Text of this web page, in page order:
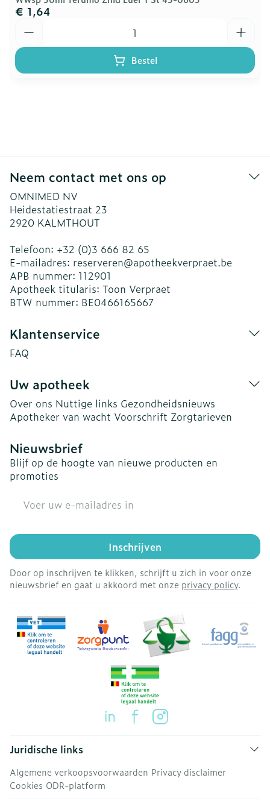
€ 1,64
Bestel
Neem contact met ons op
OMNIMED NV
Heidestatiestraat 23
2920 KALMTHOUT
Telefoon: +32 (0)3 666 82 65
E-mailadres: reserveren@apotheekverpraet.be
APB nummer: 112901
Apotheek titularis: Toon Verpraet
BTW nummer: BE0466165667
Klantenservice
FAQ
Uw apotheek
Over ons Nuttige links Gezondheidsnieuws
Apotheker van wacht Voorschrift Zorgtarieven
Nieuwsbrief
Blijf op de hoogte van nieuwe producten en
promoties
Inschrijven
Door op inschrijven te klikken, schrijft u zich in voor onze
nieuwsbrief en gaat u akkoord met onze privacy policy.
Juridische links
Algemene verkoopsvoorwaarden Privacy disclaimer
Cookies ODR-platform